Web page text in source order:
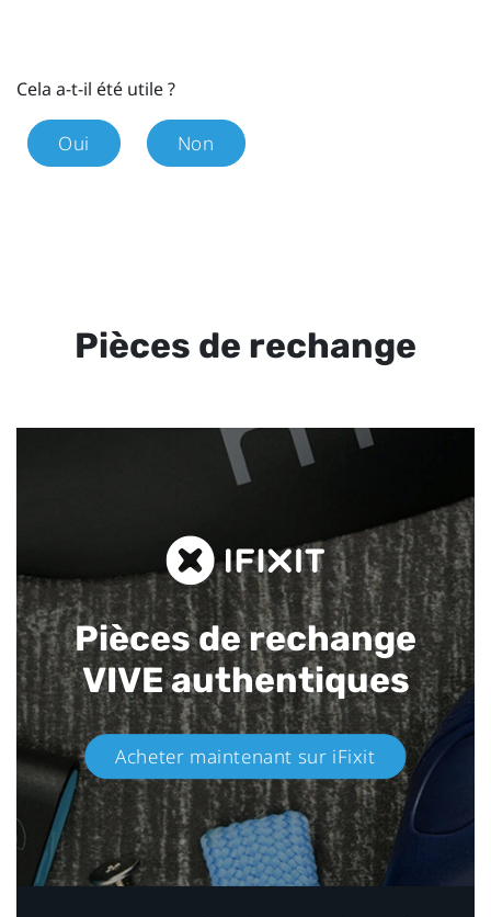
Cela a-t-il été utile ?
Oui Non
Pièces de rechange
Pièces de rechange
VIVE authentiques​
Acheter maintenant sur iFixit​